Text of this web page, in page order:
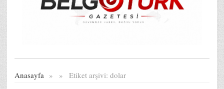
Anasayfa » Etiket arşivi:
» dolar